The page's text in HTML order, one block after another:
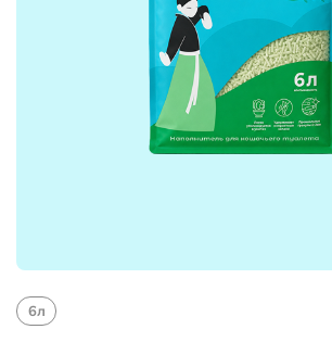
6л